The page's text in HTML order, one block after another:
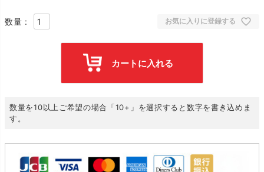
お気に入りに登録する
カートに入れる
数量を10以上ご希望の場合「10+」を選択すると数字を書き込めま
す。